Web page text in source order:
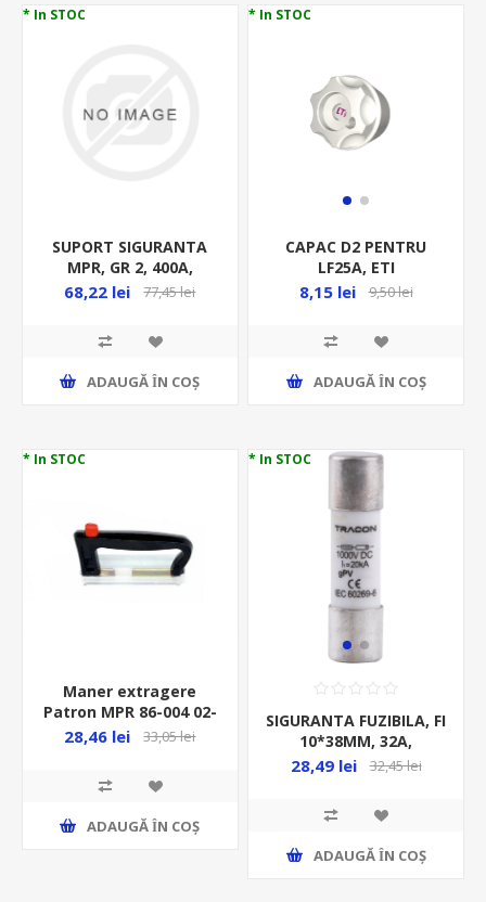
* In STOC
SUPORT SIGURANTA
MPR, GR 2, 400A,
MF0006-19341
68,22 lei 77,45 lei
ADAUGĂ ȊN COŞ
* In STOC
CAPAC D2 PENTRU
LF25A, ETI
8,15 lei 9,50 lei
ADAUGĂ ȊN COŞ
* In STOC
Maner extragere
Patron MPR 86-004 02-
283
28,46 lei 33,05 lei
ADAUGĂ ȊN COŞ
* In STOC
SIGURANTA FUZIBILA, FI
10*38MM, 32A,
1000VDC, GPV,
28,49 lei 32,45 lei
ADAUGĂ ȊN COŞ